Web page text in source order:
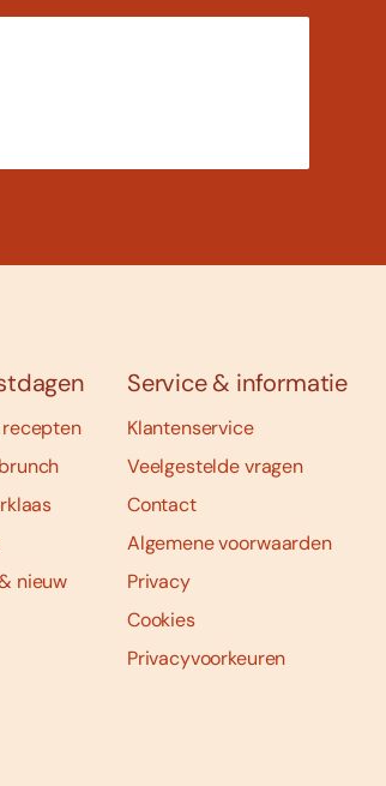
recepten
nieuw
Service & informatie
Klantenservice
Veelgestelde vragen
Contact
Algemene voorwaarden
Privacy
Cookies
Privacyvoorkeuren